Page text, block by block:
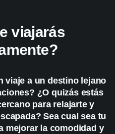
viajarás
viaje a un destino lejano
¿O quizás estás
para relajarte y
Sea cual sea tu
mejorar la comodidad y